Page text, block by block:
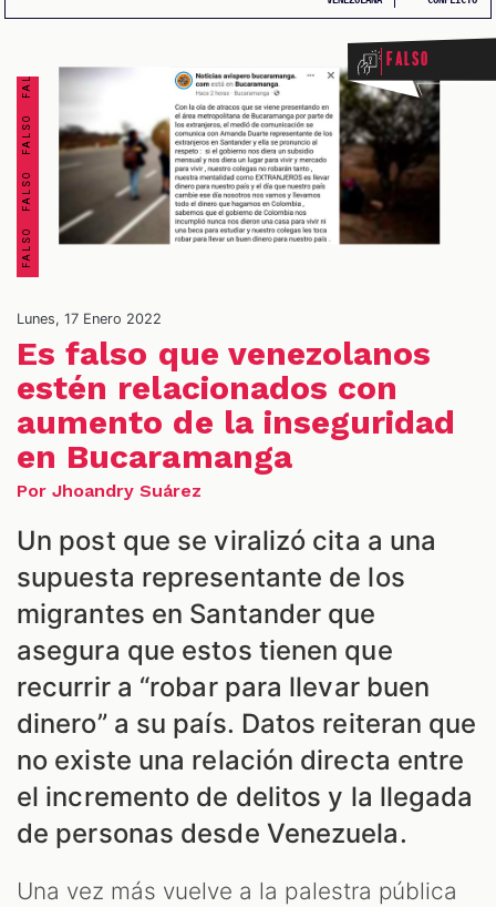
Falso
Lunes, 17 Enero 2022
Es falso que venezolanos
estén relacionados con
aumento de la inseguridad
en Bucaramanga
Por Jhoandry Suárez
Un post que se viralizó cita a una
supuesta representante de los
migrantes en Santander que
asegura que estos tienen que
recurrir a “robar para llevar buen
dinero” a su país. Datos reiteran que
no existe una relación directa entre
el incremento de delitos y la llegada
de personas desde Venezuela.
Una vez más vuelve a la palestra pública